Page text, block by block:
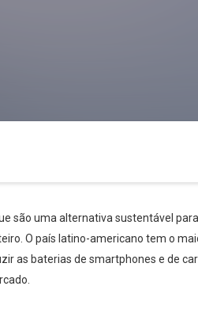
são uma alternativa sustentável
O país latino-americano tem o
as baterias de smartphones e de